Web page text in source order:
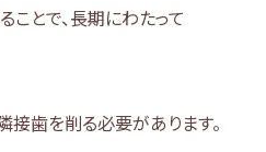
とで、長期にわたって
歯を削る必要があります。